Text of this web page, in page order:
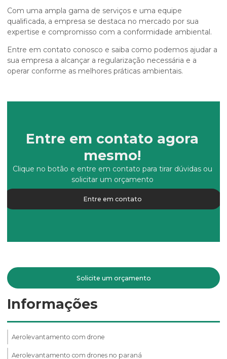
Com uma ampla gama de serviços e uma equipe
qualificada, a empresa se destaca no mercado por sua
expertise e compromisso com a conformidade ambiental.
Entre em contato conosco e saiba como podemos ajudar a
sua empresa a alcançar a regularização necessária e a
operar conforme as melhores práticas ambientais.
Entre em contato agora
mesmo!
Clique no botão e entre em contato para tirar dúvidas ou
solicitar um orçamento
Entre em contato
Solicite um orçamento
Informações
Aerolevantamento com drone
Aerolevantamento com drones no paraná